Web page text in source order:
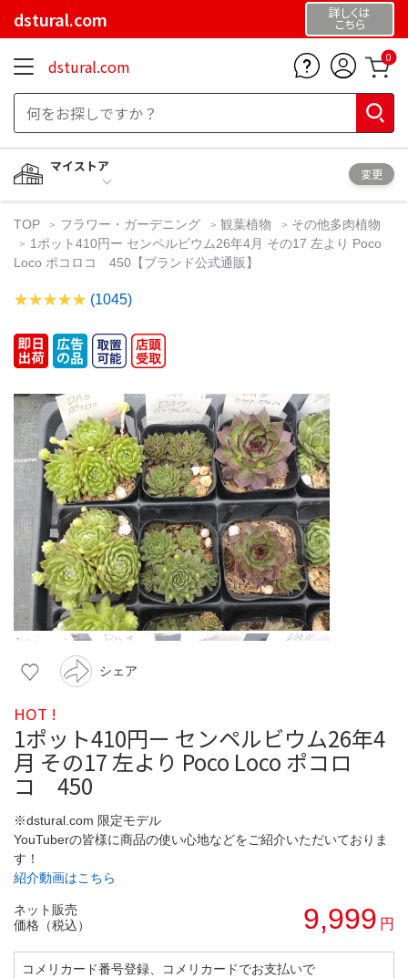
dstural.com 詳しくは
こちら
dstural.com 0
マイストア
変更
TOP フラワー・ガーデニング 観葉植物
その他多肉植物
1ポット410円ー センペルビウム26年4月 その17 左より Poco
Loco ポコロコ 450【ブランド公式通販】
(1045)
シェア
HOT !
1ポット410円ー センペルビウム26年4
月 その17 左より Poco Loco ポコロ
コ 450
※dstural.com 限定モデル
YouTuberの皆様に商品の使い心地などをご紹介いただいておりま
す！
紹介動画はこちら
ネット販売
価格（税込）
9,999 円
コメリカード番号登録、コメリカードでお支払いで